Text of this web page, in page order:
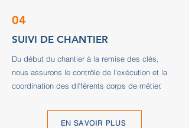
04
SUIVI DE CHANTIER
Du début du chantier à la remise des clés,
nous assurons le contrôle de l'exécution et la
coordination des différents corps de métier.
EN SAVOIR PLUS